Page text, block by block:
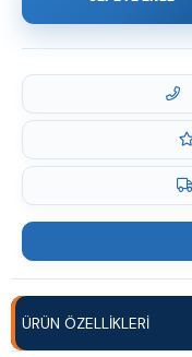
ÜRÜN ÖZELLIKLERI